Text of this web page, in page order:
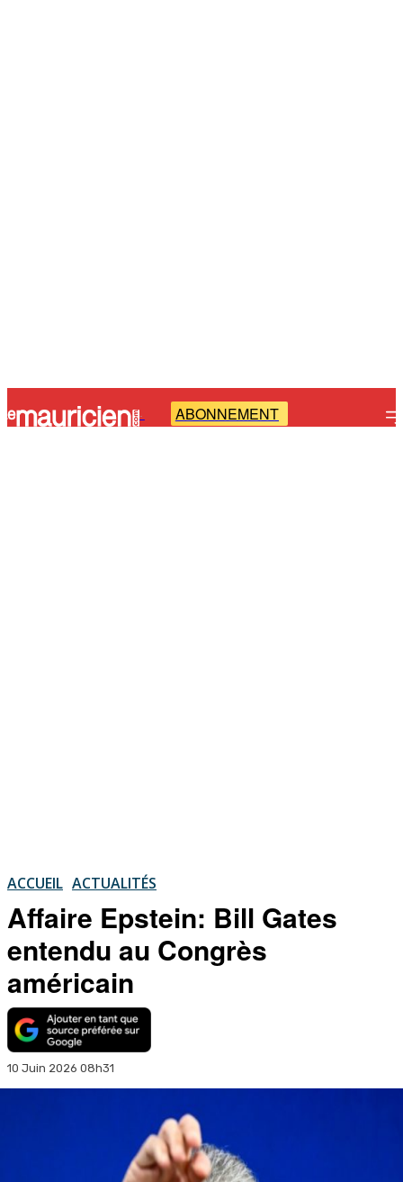
- ABONNEMENT
ACCUEIL ACTUALITÉS
Affaire Epstein: Bill Gates
entendu au Congrès
américain
10 Juin 2026 08h31